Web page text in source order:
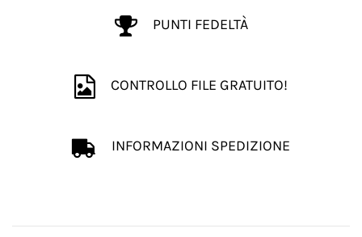
PUNTI FEDELTÀ
CONTROLLO FILE GRATUITO!
INFORMAZIONI SPEDIZIONE